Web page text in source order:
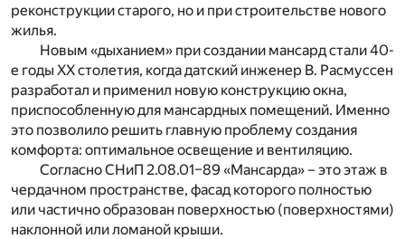
реконструкции старого, но и при строительстве нового
жилья.
Новым «дыханием» при создании мансард стали 40-
е годы ХХ столетия, когда датский инженер В. Расмуссен
разработал и применил новую конструкцию окна,
приспособленную для мансардных помещений. Именно
это позволило решить главную проблему создания
комфорта: оптимальное освещение и вентиляцию.
Согласно СНиП 2.08.01–89 «Мансарда» – это этаж в
чердачном пространстве, фасад которого полностью
или частично образован поверхностью (поверхностями)
наклонной или ломаной крыши.